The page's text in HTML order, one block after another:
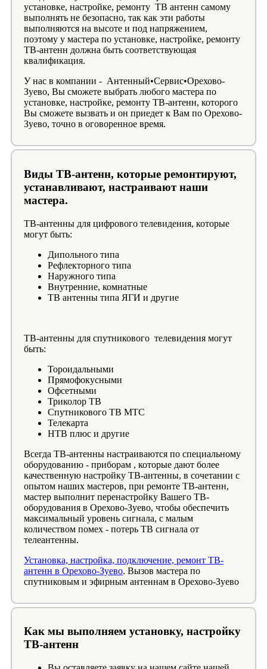
установке, настройке, ремонту ТВ антенн самому
выполнять не безопасно, так как эти работы
выполняются на высоте и под напряжением,
поэтому у мастера по установке, настройке, ремонту
ТВ-антенн должна быть соответствующая
квалификация.
У нас в компании - Антенный•Сервис•Орехово-
Зуево, Вы сможете выбрать любого мастера по
установке, настройке, ремонту ТВ-антенн, которого
Вы сможете вызвать и он приедет к Вам по Орехово-
Зуево, точно в оговоренное время.
Виды ТВ-антенн, которые ремонтируют,
устанавливают, настраивают наши
мастера.
ТВ-антенны для цифрового телевидения, которые
могут быть:
Дипольного типа
Рефлекторного типа
Наружного типа
Внутренние, комнатные
ТВ антенны типа ЯГИ и другие
ТВ-антенны для спутникового телевидения могут
быть:
Тороидальными
Прямофокусными
Офсетными
Триколор ТВ
Спутникового ТВ МТС
Телекарта
НТВ плюс и другие
Всегда ТВ-антенны настраиваются по специальному
оборудованию - приборам , которые дают более
качественную настройку ТВ-антенны, в сочетании с
опытом наших мастеров, при ремонте ТВ-антенн,
мастер выполнит перенастройку Вашего ТВ-
оборудования в Орехово-Зуево, чтобы обеспечить
максимальный уровень сигнала, с малым
количеством помех - потерь ТВ сигнала от
телеантенны.
Установка, настройка, подключение, ремонт ТВ-
антенн в Орехово-Зуево. Вызов мастера по
спутниковым и эфирным антеннам в Орехово-Зуево
Как мы выполняем установку, настройку
ТВ-антенн